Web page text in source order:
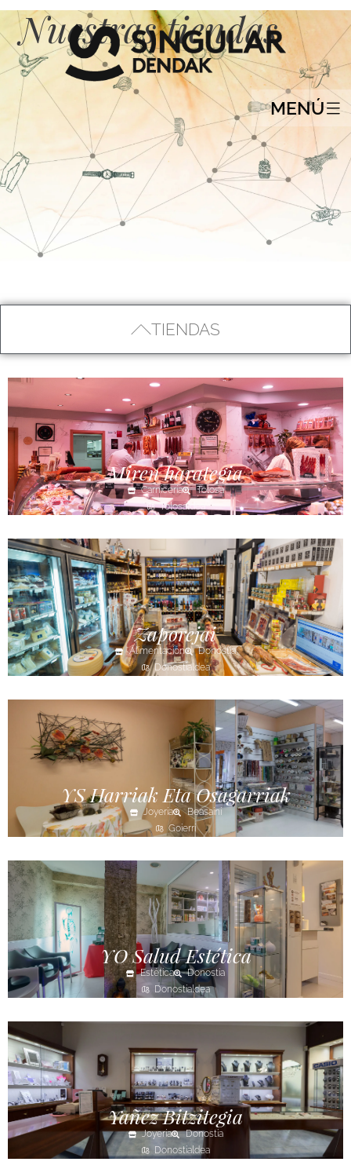
MENÚ
Nuestras tiendas
TIENDAS
Miren harategia
Carnicería
Tolosa
Tolosaldea
Zaporejai
Alimentación
Donostia
Donostialdea
YS Harriak Eta Osagarriak
Joyería
Beasaini
Goierri
YO Salud Estética
Estética
Donostia
Donostialdea
Yañez Bitzitegia
Joyería
Donostia
Donostialdea